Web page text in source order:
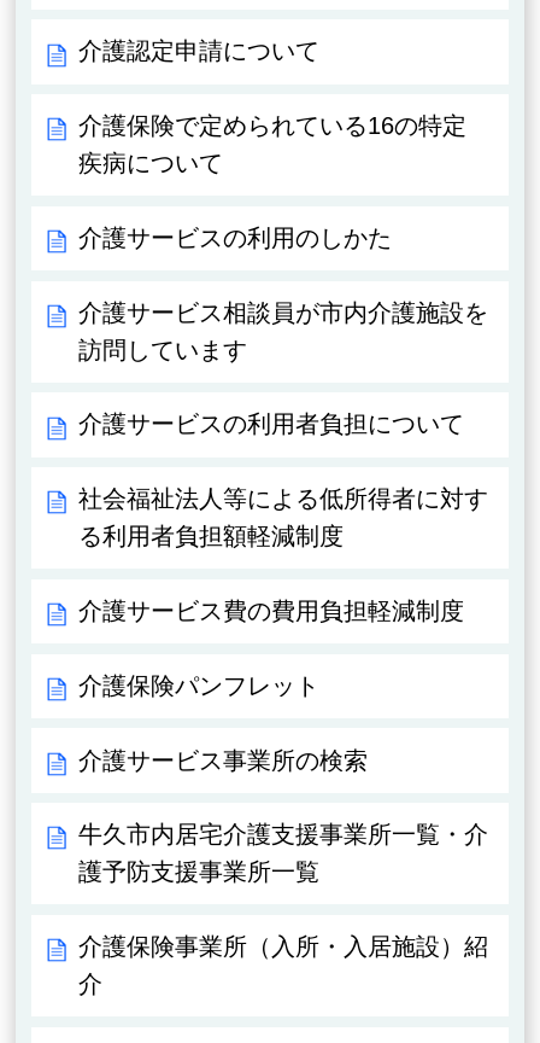
介護認定申請について
介護保険で定められている16の特定
疾病について
介護サービスの利用のしかた
介護サービス相談員が市内介護施設を
訪問しています
介護サービスの利用者負担について
社会福祉法人等による低所得者に対す
る利用者負担額軽減制度
介護サービス費の費用負担軽減制度
介護保険パンフレット
介護サービス事業所の検索
牛久市内居宅介護支援事業所一覧・介
護予防支援事業所一覧
介護保険事業所（入所・入居施設）紹
介